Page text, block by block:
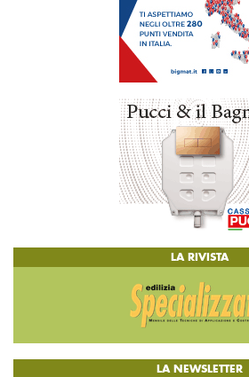
LA RIVISTA
LA NEWSLETTER